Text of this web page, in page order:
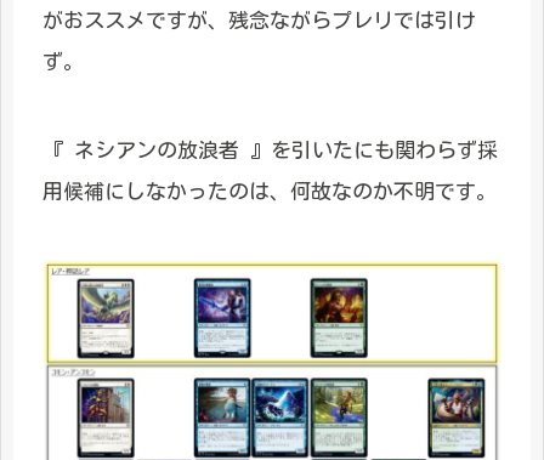
がおススメですが、残念ながらプレリでは引け
ず。
『 ネシアンの放浪者 』を引いたにも関わらず採
用候補にしなかったのは、何故なのか不明です。